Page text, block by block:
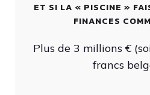
ET SI LA « PISCINE »
FINANCES
Plus de 3 millions €
francs